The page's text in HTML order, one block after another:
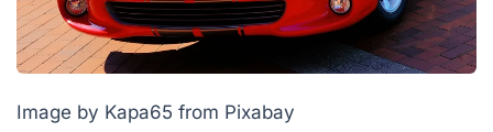
Image by Kapa65 from Pixabay